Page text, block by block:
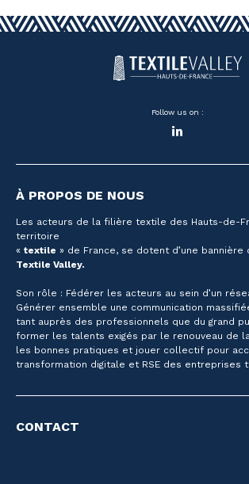
Follow us on :
À PROPOS DE NOUS
Les acteurs de la filière textile des Hauts-de-
territoire
« textile » de France, se dotent d’une bannière
Textile Valley.
Son rôle : Fédérer les acteurs au sein d’un
Générer ensemble une communication
tant auprès des professionnels que du grand
former les talents exigés par le renouveau de
les bonnes pratiques et jouer collectif pour
transformation digitale et RSE des entreprises
CONTACT